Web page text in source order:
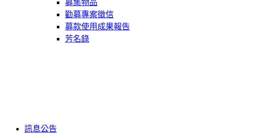
募集物品
勸募專案徵信
募款使用成果報告
芳名錄
訊息公告